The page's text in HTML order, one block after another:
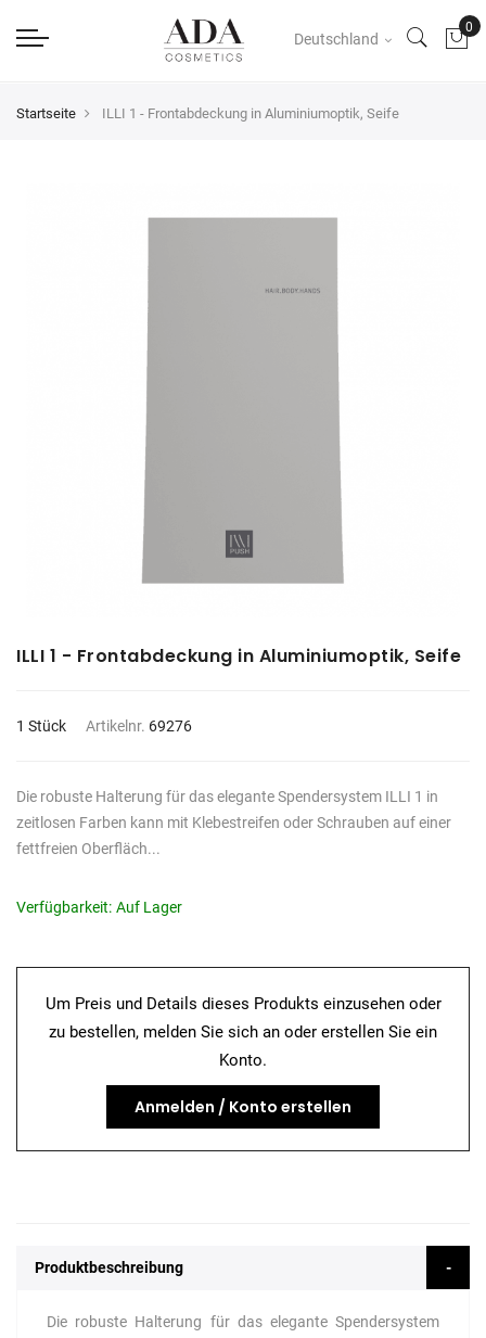
Deutschland
Startseite ILLI 1 - Frontabdeckung in Aluminiumoptik, Seife
ILLI 1 - Frontabdeckung in Aluminiumoptik, Seife
1 Stück Artikelnr. 69276
Die robuste Halterung für das elegante Spendersystem ILLI 1 in
zeitlosen Farben kann mit Klebestreifen oder Schrauben auf einer
fettfreien Oberfläch...
Verfügbarkeit: Auf Lager
Um Preis und Details dieses Produkts einzusehen oder
zu bestellen, melden Sie sich an oder erstellen Sie ein
Konto.
Anmelden / Konto erstellen
Produktbeschreibung
Die robuste Halterung für das elegante Spendersystem